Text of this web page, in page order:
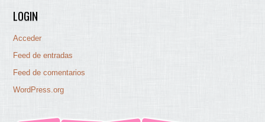
LOGIN
Acceder
Feed de entradas
Feed de comentarios
WordPress.org